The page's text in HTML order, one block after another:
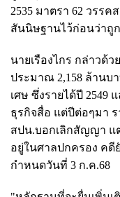
2535 มาตรา 62 วรร
สันนิษฐานไว้ก่อนว่าถู
นายเรืองไกร กล่าวด้ว
ประมาณ 2,158 ล้านบ
เศษ ซึ่งรายได้ปี 2549
ธุรกิจสื่อ แต่ปีต่อๆมา
สปน.บอกเลิกสัญญา แ
อยู่ในศาลปกครอง ค
กำหนดวันที่ 3 ก.ค.68